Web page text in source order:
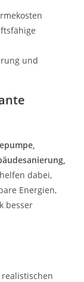
und
dabei,
Energien,
besser